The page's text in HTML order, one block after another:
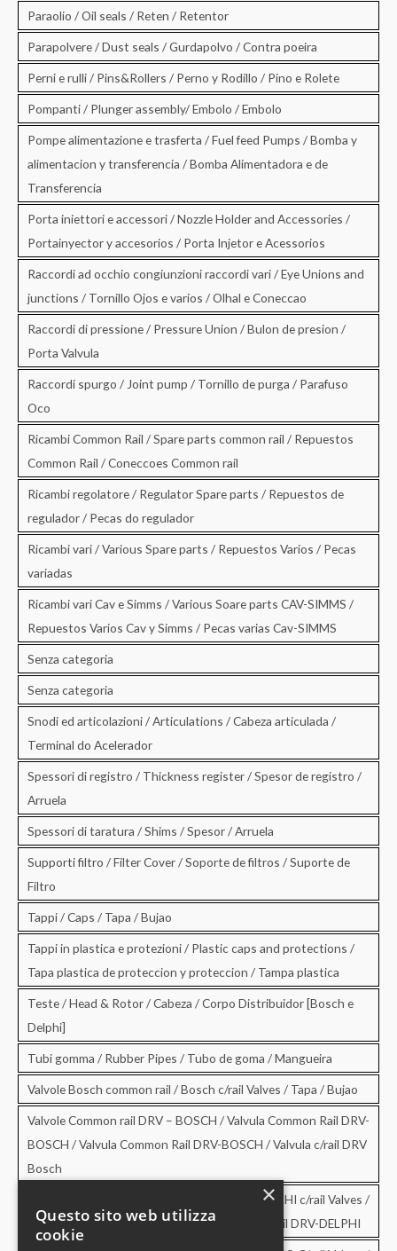
Paraolio / Oil seals / Reten / Retentor
Parapolvere / Dust seals / Gurdapolvo / Contra poeira
Perni e rulli / Pins&Rollers / Perno y Rodillo / Pino e Rolete
Pompanti / Plunger assembly/ Embolo / Embolo
Pompe alimentazione e trasferta / Fuel feed Pumps / Bomba y
alimentacion y transferencia / Bomba Alimentadora e de
Transferencia
Porta iniettori e accessori / Nozzle Holder and Accessories /
Portainyector y accesorios / Porta Injetor e Acessorios
Raccordi ad occhio congiunzioni raccordi vari / Eye Unions and
junctions / Tornillo Ojos e varios / Olhal e Coneccao
Raccordi di pressione / Pressure Union / Bulon de presion /
Porta Valvula
Raccordi spurgo / Joint pump / Tornillo de purga / Parafuso
Oco
Ricambi Common Rail / Spare parts common rail / Repuestos
Common Rail / Coneccoes Common rail
Ricambi regolatore / Regulator Spare parts / Repuestos de
regulador / Pecas do regulador
Ricambi vari / Various Spare parts / Repuestos Varios / Pecas
variadas
Ricambi vari Cav e Simms / Various Soare parts CAV-SIMMS /
Repuestos Varios Cav y Simms / Pecas varias Cav-SIMMS
Senza categoria
Senza categoria
Snodi ed articolazioni / Articulations / Cabeza articulada /
Terminal do Acelerador
Spessori di registro / Thickness register / Spesor de registro /
Arruela
Spessori di taratura / Shims / Spesor / Arruela
Supporti filtro / Filter Cover / Soporte de filtros / Suporte de
Filtro
Tappi / Caps / Tapa / Bujao
Tappi in plastica e protezioni / Plastic caps and protections /
Tapa plastica de proteccion y proteccion / Tampa plastica
Teste / Head & Rotor / Cabeza / Corpo Distribuidor [Bosch e
Delphi]
Tubi gomma / Rubber Pipes / Tubo de goma / Mangueira
Valvole Bosch common rail / Bosch c/rail Valves / Tapa / Bujao
Valvole Common rail DRV – BOSCH / Valvula Common Rail DRV-
BOSCH / Valvula Common Rail DRV-BOSCH / Valvula c/rail DRV
Bosch
Valvole Common rail DRV – DELPHI / DRV-DELPHI c/rail Valves /
Valvula Common Rail DRV-DELPHI / Valvula c/rail DRV-DELPHI
×
Questo sito web utilizza
cookie